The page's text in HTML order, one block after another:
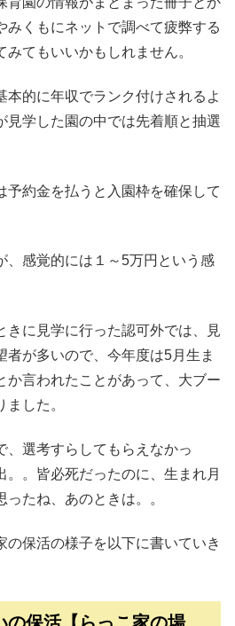
みくもにネットで調べて疲弊する
てもいいかもしれません。
本的に年収でランク付けされるよ
見学した園の中では先着順と抽選
予約金を払うと入園枠を確保して
、感覚的には１～5万円という感
きに見学に行った認可外では、見
者が多いので、今年度は5月生ま
か言われたことがあって、大ブー
した。
、選考すらしてもらえなかっ
。。皆必死だったのに、生まれ月
たね、あのときは。。
の保活の様子を以下に書いていき